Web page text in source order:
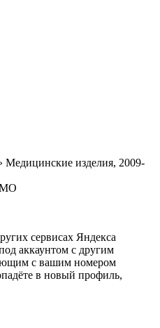
изделия, 2009-
сервисах Яндекса
аккаунтом с другим
с вашим номером
в новый профиль,